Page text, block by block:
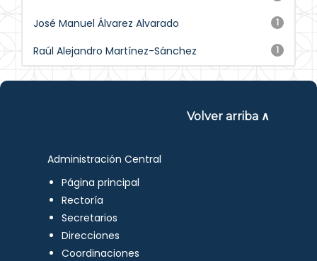
1
José Manuel Álvarez Alvarado
1
Raúl Alejandro Martínez-Sánchez
Volver arriba ∧
Administración Central
Página principal
Rectoría
Secretarios
Direcciones
Coordinaciones